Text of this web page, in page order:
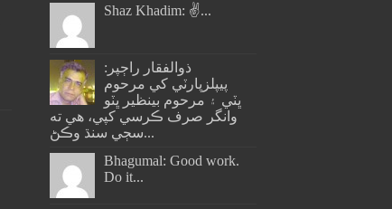
Shaz Khadim: ✌️...
ذوالفقار راڄپر:
پيپلزپارٽي کي مرحوم
ڀٽي ۽ مرحوم بينظير ڀٽو
وانگر صرف ڪرسي کپي، هي ته
سڄي سنڌ وڪڻ...
Bhagumal: Good work.
Do it...